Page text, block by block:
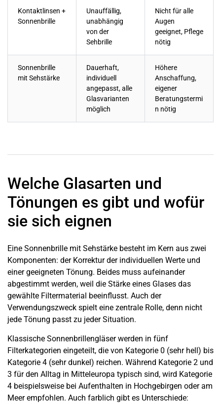
Kontaktlinsen +
Sonnenbrille
Unauffällig,
unabhängig
von der
Sehbrille
Nicht für alle
Augen
geeignet, Pflege
nötig
Sonnenbrille
mit Sehstärke
Dauerhaft,
individuell
angepasst, alle
Glasvarianten
möglich
Höhere
Anschaffung,
eigener
Beratungstermi
n nötig
Welche Glasarten und
Tönungen es gibt und wofür
sie sich eignen
Eine Sonnenbrille mit Sehstärke besteht im Kern aus zwei
Komponenten: der Korrektur der individuellen Werte und
einer geeigneten Tönung. Beides muss aufeinander
abgestimmt werden, weil die Stärke eines Glases das
gewählte Filtermaterial beeinflusst. Auch der
Verwendungszweck spielt eine zentrale Rolle, denn nicht
jede Tönung passt zu jeder Situation.
Klassische Sonnenbrillengläser werden in fünf
Filterkategorien eingeteilt, die von Kategorie 0 (sehr hell) bis
Kategorie 4 (sehr dunkel) reichen. Während Kategorie 2 und
3 für den Alltag in Mitteleuropa typisch sind, wird Kategorie
4 beispielsweise bei Aufenthalten in Hochgebirgen oder am
Meer empfohlen. Auch farblich gibt es Unterschiede: